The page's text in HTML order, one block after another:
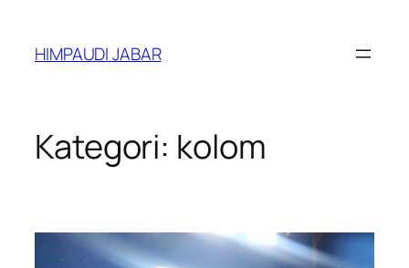
konten
HIMPAUDI JABAR
Kategori: kolom